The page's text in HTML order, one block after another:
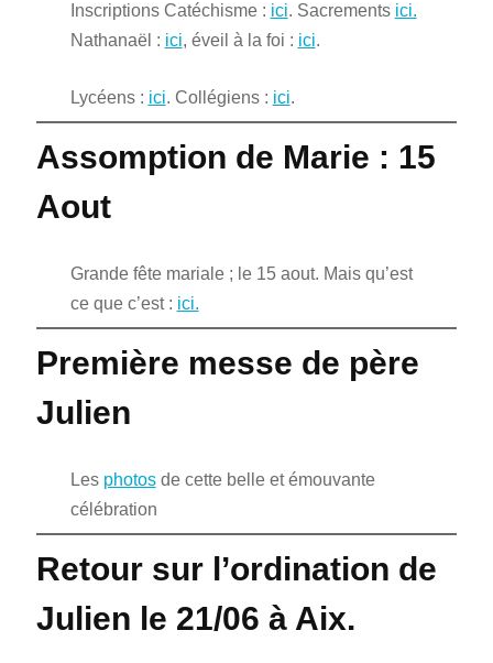
Inscriptions Catéchisme : ici. Sacrements ici.
Nathanaël : ici, éveil à la foi : ici.
Lycéens : ici. Collégiens : ici.
Assomption de Marie : 15
Aout
Grande fête mariale ; le 15 aout. Mais qu’est
ce que c’est : ici.
Première messe de père
Julien
Les photosde cette belle et émouvante
célébration
Retour sur l’ordination de
Julien le 21/06 à Aix.